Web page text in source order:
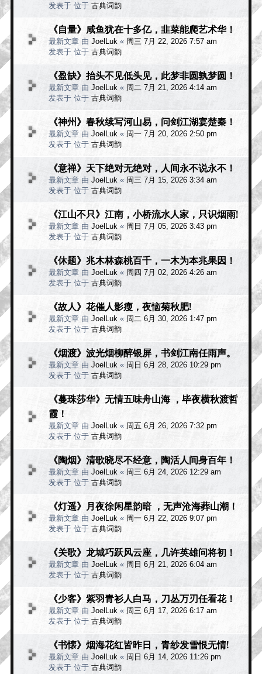
发表于 位于 古典词韵
《自量》咸鱼犹在十多亿，韭菜能爬艺术华！
最新文章 由 JoelLuk « 周三 7月 22, 2026 7:57 am
发表于 位于 古典词韵
《盈缺》抬头不见低头见，此梦非圆孰梦圆！
最新文章 由 JoelLuk « 周二 7月 21, 2026 4:14 am
发表于 位于 古典词韵
《神州》春秋续写河山易，问剑江湖宴楚秦！
最新文章 由 JoelLuk « 周一 7月 20, 2026 2:50 pm
发表于 位于 古典词韵
《意禅》天下绝对无绝对，人间永不说永不！
最新文章 由 JoelLuk « 周三 7月 15, 2026 3:34 am
发表于 位于 古典词韵
《江山不只》江南，小桥流水人家，只识烟雨!
最新文章 由 JoelLuk « 周日 7月 05, 2026 3:43 pm
发表于 位于 古典词韵
《休题》兆木林森桃百千，一木为本兆果因！
最新文章 由 JoelLuk « 周四 7月 02, 2026 4:26 am
发表于 位于 古典词韵
《故人》花催人影瘦，夜恼菊秋肥!
最新文章 由 JoelLuk « 周二 6月 30, 2026 1:47 pm
发表于 位于 古典词韵
《烟渡》波光烟柳醉银屏，书剑江南任雨声。
最新文章 由 JoelLuk « 周日 6月 28, 2026 10:29 pm
发表于 位于 古典词韵
《蔓珠莎华》无情五味舟山海 ，毕夜横秋渡哲
霞！
最新文章 由 JoelLuk « 周五 6月 26, 2026 7:32 pm
发表于 位于 古典词韵
《陶烟》清歌晓尽不经意，陶活人间身百年！
最新文章 由 JoelLuk « 周三 6月 24, 2026 12:29 am
发表于 位于 古典词韵
《灯遥》月夜徐闲星韵暗 ，无声沧海葬山潮！
最新文章 由 JoelLuk « 周一 6月 22, 2026 9:07 pm
发表于 位于 古典词韵
《关歌》龙城巧跃风云座，几许英雄问将初！
最新文章 由 JoelLuk « 周日 6月 21, 2026 6:04 am
发表于 位于 古典词韵
《少客》紫羽青衫人白马，刀丛万刃任看花！
最新文章 由 JoelLuk « 周三 6月 17, 2026 6:17 am
发表于 位于 古典词韵
《书懐》烟海花红皆昨日，青纱发雪恨无情!
最新文章 由 JoelLuk « 周日 6月 14, 2026 11:26 pm
发表于 位于 古典词韵